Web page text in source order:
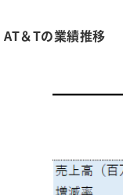
AT＆Tの業績推移